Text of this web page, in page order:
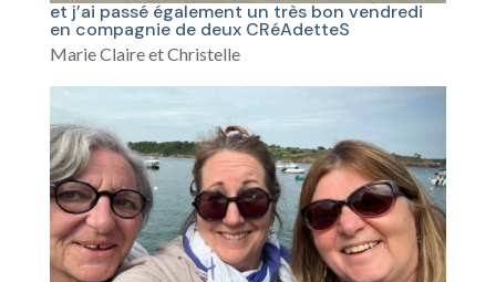
et j’ai passé également un très bon vendredi
en compagnie de deux CRéAdetteS
Marie Claire et Christelle